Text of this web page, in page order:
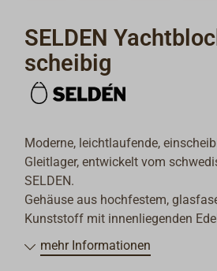
SELDEN
scheibig
Moderne, leichtlaufende,
Gleitlager, entwickelt vom
SELDEN.
Gehäuse aus hochfestem,
Kunststoff mit innenliegenden
Seilscheibe aus hochfestem
80 mm mit reibungsarmen
mehr Informationen